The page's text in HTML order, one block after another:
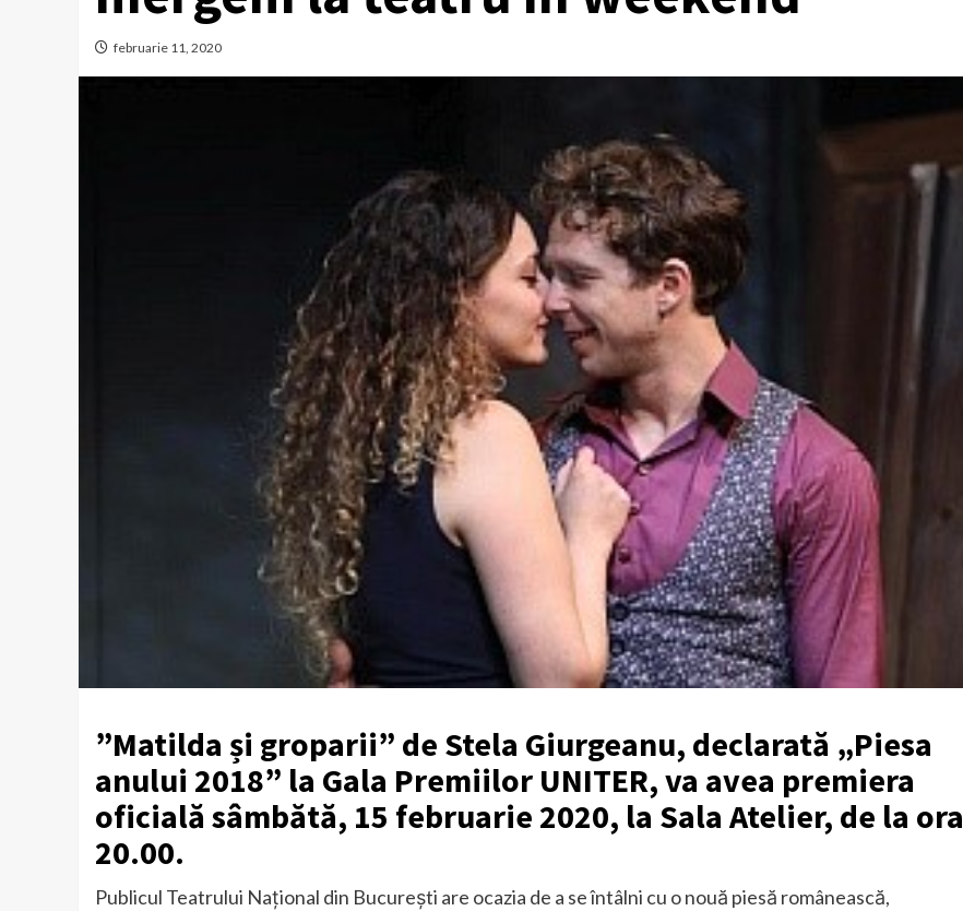
februarie 11, 2020
”Matilda și groparii” de Stela Giurgeanu, declarată „Piesa
anului 2018” la Gala Premiilor UNITER, va avea premiera
oficială sâmbătă, 15 februarie 2020, la Sala Atelier, de la ora
20.00.
Publicul Teatrului Naţional din Bucureşti are ocazia de a se întâlni cu o nouă piesă românească,